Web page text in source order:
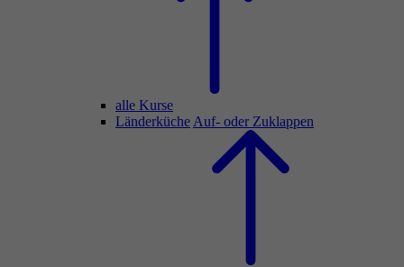
alle Kurse
Länderküche Auf- oder Zuklappen